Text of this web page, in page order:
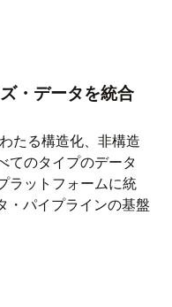
・データを統合
たる構造化、非構造
てのタイプのデータ
ラットフォームに統
・パイプラインの基盤